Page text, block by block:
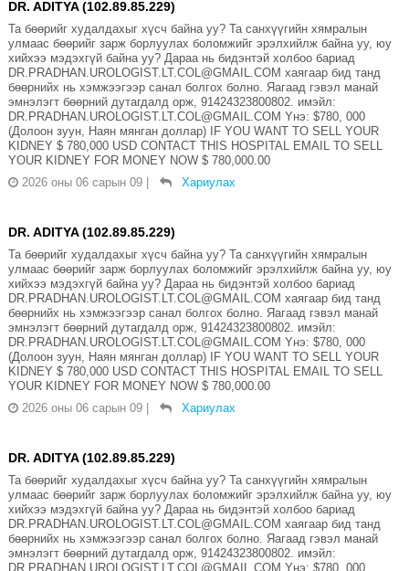
DR. ADITYA (102.89.85.229)
Та бөөрийг худалдахыг хүсч байна уу? Та санхүүгийн хямралын
улмаас бөөрийг зарж борлуулах боломжийг эрэлхийлж байна уу, юу
хийхээ мэдэхгүй байна уу? Дараа нь бидэнтэй холбоо бариад
DR.PRADHAN.UROLOGIST.LT.COL@GMAIL.COM хаягаар бид танд
бөөрнийх нь хэмжээгээр санал болгох болно. Яагаад гэвэл манай
эмнэлэгт бөөрний дутагдалд орж, 91424323800802. имэйл:
DR.PRADHAN.UROLOGIST.LT.COL@GMAIL.COM Yнэ: $780, 000
(Долоон зуун, Наян мянган доллар) IF YOU WANT TO SELL YOUR
KIDNEY $ 780,000 USD CONTACT THIS HOSPITAL EMAIL TO SELL
YOUR KIDNEY FOR MONEY NOW $ 780,000.00
2026 оны 06 сарын 09 | Хариулах
DR. ADITYA (102.89.85.229)
Та бөөрийг худалдахыг хүсч байна уу? Та санхүүгийн хямралын
улмаас бөөрийг зарж борлуулах боломжийг эрэлхийлж байна уу, юу
хийхээ мэдэхгүй байна уу? Дараа нь бидэнтэй холбоо бариад
DR.PRADHAN.UROLOGIST.LT.COL@GMAIL.COM хаягаар бид танд
бөөрнийх нь хэмжээгээр санал болгох болно. Яагаад гэвэл манай
эмнэлэгт бөөрний дутагдалд орж, 91424323800802. имэйл:
DR.PRADHAN.UROLOGIST.LT.COL@GMAIL.COM Yнэ: $780, 000
(Долоон зуун, Наян мянган доллар) IF YOU WANT TO SELL YOUR
KIDNEY $ 780,000 USD CONTACT THIS HOSPITAL EMAIL TO SELL
YOUR KIDNEY FOR MONEY NOW $ 780,000.00
2026 оны 06 сарын 09 | Хариулах
DR. ADITYA (102.89.85.229)
Та бөөрийг худалдахыг хүсч байна уу? Та санхүүгийн хямралын
улмаас бөөрийг зарж борлуулах боломжийг эрэлхийлж байна уу, юу
хийхээ мэдэхгүй байна уу? Дараа нь бидэнтэй холбоо бариад
DR.PRADHAN.UROLOGIST.LT.COL@GMAIL.COM хаягаар бид танд
бөөрнийх нь хэмжээгээр санал болгох болно. Яагаад гэвэл манай
эмнэлэгт бөөрний дутагдалд орж, 91424323800802. имэйл:
DR.PRADHAN.UROLOGIST.LT.COL@GMAIL.COM Yнэ: $780, 000